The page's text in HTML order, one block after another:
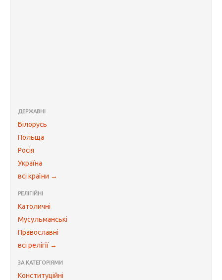
ДЕРЖАВНІ
Білорусь
Польща
Росія
Україна
всі країни →
РЕЛІГІЙНІ
Католичні
Мусульманські
Православні
всі релігії →
ЗА КАТЕГОРІЯМИ
Конституційні